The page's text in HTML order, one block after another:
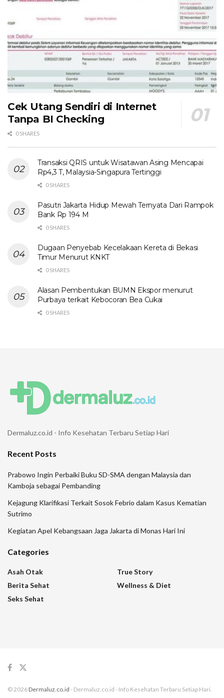
Cek Utang Sendiri di Internet
Tanpa BI Checking
0 SHARES
Transaksi QRIS untuk Wisatawan Asing Mencapai
Rp4,3 T, Malaysia-Singapura Tertinggi
0 SHARES
Pasutri Jakarta Hidup Mewah Ternyata Dari Rampok
Bank Rp 194 M
0 SHARES
Dugaan Penyebab Kecelakaan Kereta di Bekasi
Timur Menurut KNKT
0 SHARES
Alasan Pembentukan BUMN Ekspor menurut
Purbaya terkait Kebocoran Bea Cukai
0 SHARES
Dermaluz.co.id - Info Kesehatan Terbaru Setiap Hari
Recent Posts
Prabowo Ingin Perbaiki Buku SD-SMA dengan Malaysia dan
Kamboja sebagai Pembanding
Kejagung Klarifikasi Terkait Sosok Febrio dalam Kasus Kematian
Sutrimo
Kegiatan Apel Kebangsaan Jaga Jakarta di Monas Hari Ini
Categories
Asah Otak
Berita Sehat
Seks Sehat
True Story
Wellness & Diet
© 2026 Dermaluz.co.id - Dermaluz.co.id - Info Kesehatan Terbaru Setiap Hari.